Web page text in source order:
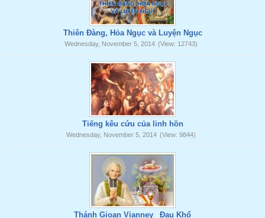
Thiên Đàng, Hỏa Ngục và Luyện Ngục
Wednesday, November 5, 2014 (View: 12743)
Tiếng kêu cứu của linh hồn
Wednesday, November 5, 2014 (View: 9844)
Thánh Gioan Vianney _Đau Khổ